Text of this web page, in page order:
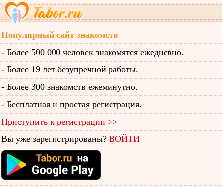
Популярный сайт знакомств
- Более 500 000 человек знакомятся ежедневно.
- Более 19 лет безупречной работы.
- Более 300 знакомств ежеминутно.
- Бесплатная и простая регистрация.
Приступить к регистрации >>
Вы уже зарегистрированы? ВОЙТИ